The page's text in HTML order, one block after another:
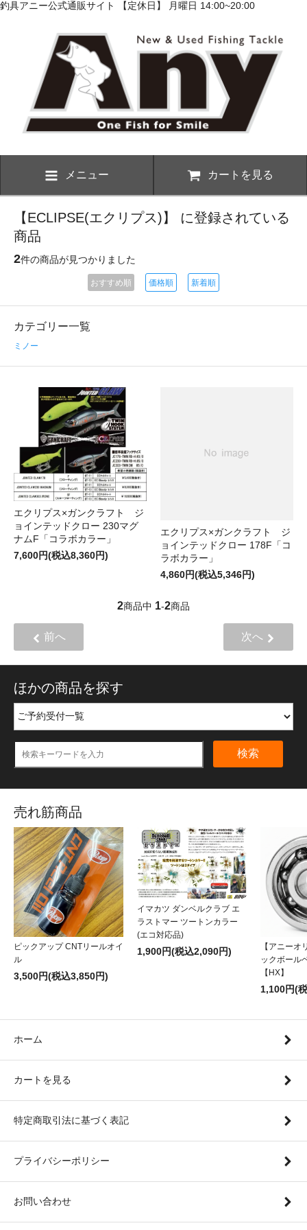
釣具アニー公式通販サイト 【定休日】 月曜日 14:00~20:00
メニュー カートを見る
【ECLIPSE(エクリプス)】 に登録されている
商品
2件の商品が見つかりました
おすすめ順 価格順 新着順
カテゴリー一覧
ミノー
エクリプス×ガンクラフト ジ
ョインテッドクロー 230マグ
ナムF「コラボカラー」
7,600円(税込8,360円)
エクリプス×ガンクラフト ジ
ョインテッドクロー 178F「コ
ラボカラー」
4,860円(税込5,346円)
2商品中 1-2商品
前へ 次へ
ほかの商品を探す
検索
売れ筋商品
ピックアップ CNTリールオイ
ル
3,500円(税込3,850円)
イマカツ ダンベルクラブ エ
ラストマー ツートンカラー
(エコ対応品)
1,900円(税込2,090円)
【アニーオ
ックボール
【HX】
1,100円(
ホーム
カートを見る
特定商取引法に基づく表記
プライバシーポリシー
お問い合わせ